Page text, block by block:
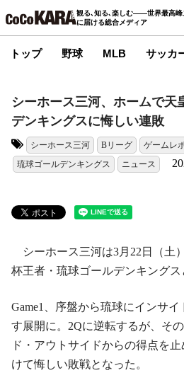
観る､知る､楽しむ――世界最高峰
に届ける総合メディア
トップ 野球 MLB サッカ
シーホース三河、ホームで天
デンキングスに悔しい連敗
シーホース三河 Bリーグ
ゲームレ
琉球ゴールデンキングス
ニュース
シーホース三河は3月22日（土
杯王者・琉球ゴールデンキングス
Game1、序盤から琉球にインサ
す展開に。2Qに逆転するが、そ
ド・アウトサイドからの得点を
けて悔しい敗戦となった。